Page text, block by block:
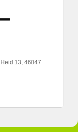
Heid 13, 46047